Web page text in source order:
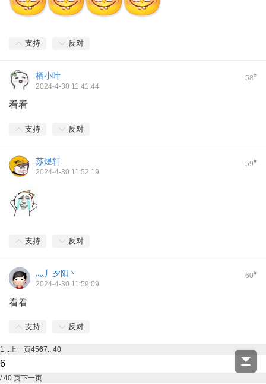
支持 反对
58#
栖小叶
2024-4-30 11:41:44
看看
支持 反对
59#
苏煜轩
2024-4-30 11:52:19
支持 反对
60#
灬丿夕阳丶
2024-4-30 11:59:09
看看
支持 反对
1 ..上一页4567.. 40
/ 40 页下一页